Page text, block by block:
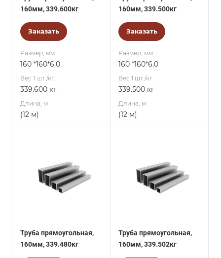
160мм, 339.600кг
Заказать
Размер, мм
160 *160*6,0
Вес 1 шт./кг.
339.600 кг
Длина, м
(12 м)
160мм, 339.500кг
Заказать
Размер, мм
160 *160*6,0
Вес 1 шт./кг.
339.500 кг
Длина, м
(12 м)
Труба прямоугольная,
160мм, 339.480кг
Труба прямоугольная,
160мм, 339.502кг